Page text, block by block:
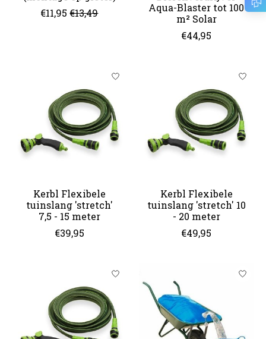
€11,95 €13,49
Aqua-Blaster tot 100
m² Solar
€44,95
Kerbl Flexibele
tuinslang 'stretch'
7,5 - 15 meter
€39,95
Kerbl Flexibele
tuinslang 'stretch' 10
- 20 meter
€49,95